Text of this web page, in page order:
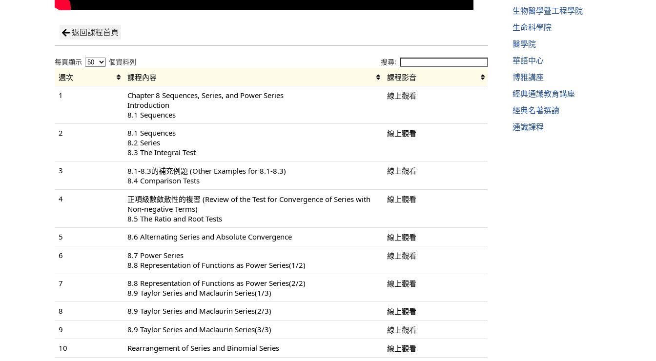
返回課程首頁
每頁顯示 個資料列 搜尋:
週次 課程內容
課程影音
1
Chapter 8 Sequences, Series, and Power Series
Introduction
8.1 Sequences
線上觀看
2
8.1 Sequences
8.2 Series
8.3 The Integral Test
線上觀看
3
8.1-8.3的補充例題 (Other Examples for 8.1-8.3)
8.4 Comparison Tests
線上觀看
4
正項級數斂散性的複習 (Review of the Test for Convergence of Series with
Non-negative Terms)
8.5 The Ratio and Root Tests
線上觀看
5 8.6 Alternating Series and Absolute Convergence
線上觀看
6
8.7 Power Series
8.8 Representation of Functions as Power Series(1/2)
線上觀看
7
8.8 Representation of Functions as Power Series(2/2)
8.9 Taylor Series and Maclaurin Series(1/3)
線上觀看
8 8.9 Taylor Series and Maclaurin Series(2/3)
線上觀看
9
8.9 Taylor Series and Maclaurin Series(3/3)
線上觀看
10
Rearrangement of Series and Binomial Series
線上觀看
生物醫學暨工程學院
生命科學院
醫學院
華語中心
博雅講座
經典通識教育講座
經典名著選讀
通識課程